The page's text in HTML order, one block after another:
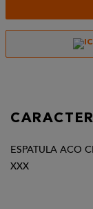
ESPATULA ACO
XXX